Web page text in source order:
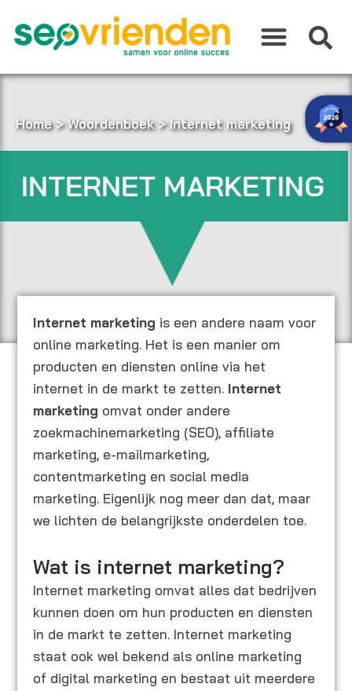
naar
inhoud
Home>Woordenboek>Internet marketing
INTERNET MARKETING
Internet marketing is een andere naam voor
online marketing. Het is een manier om
producten en diensten online via het
internet in de markt te zetten. Internet
marketing omvat onder andere
zoekmachinemarketing (SEO), affiliate
marketing, e-mailmarketing,
contentmarketing en social media
marketing. Eigenlijk nog meer dan dat, maar
we lichten de belangrijkste onderdelen toe.
Wat is internet marketing?
Internet marketing omvat alles dat bedrijven
kunnen doen om hun producten en diensten
in de markt te zetten. Internet marketing
staat ook wel bekend als online marketing
of digital marketing en bestaat uit meerdere